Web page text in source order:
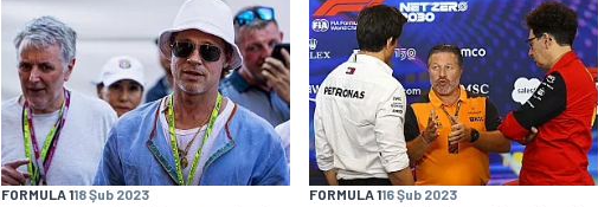
FORMULA 118 Şub 2023 FORMULA 116 Şub 2023